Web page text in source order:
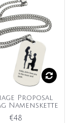
Proposal
Namenskette
€48